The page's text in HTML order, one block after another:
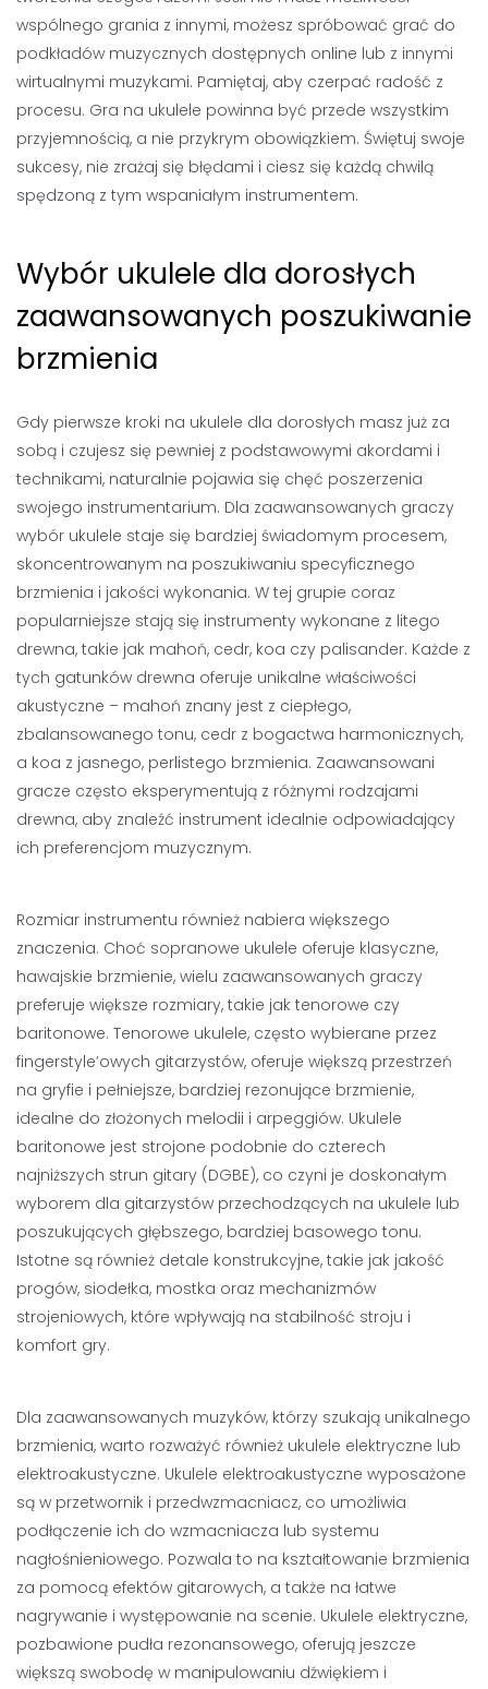
wspólnego grania z innymi, możesz spróbować grać do
podkładów muzycznych dostępnych online lub z innymi
wirtualnymi muzykami. Pamiętaj, aby czerpać radość z
procesu. Gra na ukulele powinna być przede wszystkim
przyjemnością, a nie przykrym obowiązkiem. Świętuj swoje
sukcesy, nie zrażaj się błędami i ciesz się każdą chwilą
spędzoną z tym wspaniałym instrumentem.
Wybór ukulele dla dorosłych
zaawansowanych poszukiwanie
brzmienia
Gdy pierwsze kroki na ukulele dla dorosłych masz już za
sobą i czujesz się pewniej z podstawowymi akordami i
technikami, naturalnie pojawia się chęć poszerzenia
swojego instrumentarium. Dla zaawansowanych graczy
wybór ukulele staje się bardziej świadomym procesem,
skoncentrowanym na poszukiwaniu specyficznego
brzmienia i jakości wykonania. W tej grupie coraz
popularniejsze stają się instrumenty wykonane z litego
drewna, takie jak mahoń, cedr, koa czy palisander. Każde z
tych gatunków drewna oferuje unikalne właściwości
akustyczne – mahoń znany jest z ciepłego,
zbalansowanego tonu, cedr z bogactwa harmonicznych,
a koa z jasnego, perlistego brzmienia. Zaawansowani
gracze często eksperymentują z różnymi rodzajami
drewna, aby znaleźć instrument idealnie odpowiadający
ich preferencjom muzycznym.
Rozmiar instrumentu również nabiera większego
znaczenia. Choć sopranowe ukulele oferuje klasyczne,
hawajskie brzmienie, wielu zaawansowanych graczy
preferuje większe rozmiary, takie jak tenorowe czy
baritonowe. Tenorowe ukulele, często wybierane przez
fingerstyle’owych gitarzystów, oferuje większą przestrzeń
na gryfie i pełniejsze, bardziej rezonujące brzmienie,
idealne do złożonych melodii i arpeggiów. Ukulele
baritonowe jest strojone podobnie do czterech
najniższych strun gitary (DGBE), co czyni je doskonałym
wyborem dla gitarzystów przechodzących na ukulele lub
poszukujących głębszego, bardziej basowego tonu.
Istotne są również detale konstrukcyjne, takie jak jakość
progów, siodełka, mostka oraz mechanizmów
strojeniowych, które wpływają na stabilność stroju i
komfort gry.
Dla zaawansowanych muzyków, którzy szukają unikalnego
brzmienia, warto rozważyć również ukulele elektryczne lub
elektroakustyczne. Ukulele elektroakustyczne wyposażone
są w przetwornik i przedwzmacniacz, co umożliwia
podłączenie ich do wzmacniacza lub systemu
nagłośnieniowego. Pozwala to na kształtowanie brzmienia
za pomocą efektów gitarowych, a także na łatwe
nagrywanie i występowanie na scenie. Ukulele elektryczne,
pozbawione pudła rezonansowego, oferują jeszcze
większą swobodę w manipulowaniu dźwiękiem i